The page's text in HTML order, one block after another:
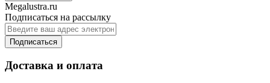
Megalustra.ru
Подписаться на рассылку
Подписаться
Доставка и оплата